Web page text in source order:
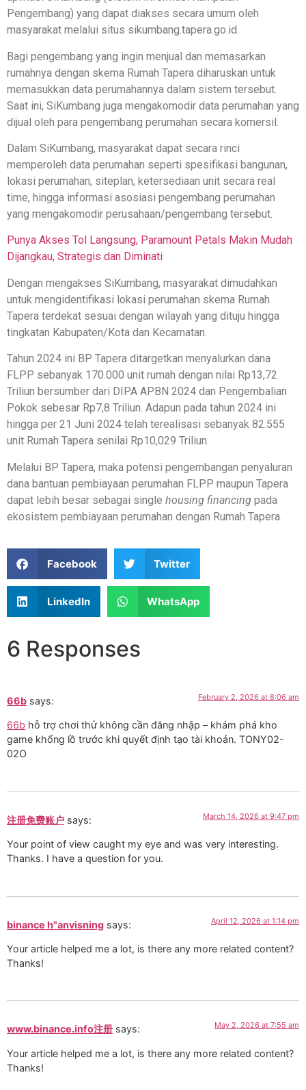
Pengembang) yang dapat diakses secara umum oleh
masyarakat melalui situs sikumbang.tapera.go.id.
Bagi pengembang yang ingin menjual dan memasarkan
rumahnya dengan skema Rumah Tapera diharuskan untuk
memasukkan data perumahannya dalam sistem tersebut.
Saat ini, SiKumbang juga mengakomodir data perumahan yang
dijual oleh para pengembang perumahan secara komersil.
Dalam SiKumbang, masyarakat dapat secara rinci
memperoleh data perumahan seperti spesifikasi bangunan,
lokasi perumahan, siteplan, ketersediaan unit secara real
time, hingga informasi asosiasi pengembang perumahan
yang mengakomodir perusahaan/pengembang tersebut.
Punya Akses Tol Langsung, Paramount Petals Makin Mudah
Dijangkau, Strategis dan Diminati
Dengan mengakses SiKumbang, masyarakat dimudahkan
untuk mengidentifikasi lokasi perumahan skema Rumah
Tapera terdekat sesuai dengan wilayah yang dituju hingga
tingkatan Kabupaten/Kota dan Kecamatan.
Tahun 2024 ini BP Tapera ditargetkan menyalurkan dana
FLPP sebanyak 170.000 unit rumah dengan nilai Rp13,72
Triliun bersumber dari DIPA APBN 2024 dan Pengembalian
Pokok sebesar Rp7,8 Triliun. Adapun pada tahun 2024 ini
hingga per 21 Juni 2024 telah terealisasi sebanyak 82.555
unit Rumah Tapera senilai Rp10,029 Triliun.
Melalui BP Tapera, maka potensi pengembangan penyaluran
dana bantuan pembiayaan perumahan FLPP maupun Tapera
dapat lebih besar sebagai single housing financing pada
ekosistem pembiayaan perumahan dengan Rumah Tapera.
Facebook Twitter
LinkedIn WhatsApp
6 Responses
66b says: February 2, 2026 at 8:06 am
66b hỗ trợ chơi thử không cần đăng nhập – khám phá kho
game khổng lồ trước khi quyết định tạo tài khoản. TONY02-
02O
注册免费账户 says: March 14, 2026 at 9:47 pm
Your point of view caught my eye and was very interesting.
Thanks. I have a question for you.
binance h"anvisning says: April 12, 2026 at 1:14 pm
Your article helped me a lot, is there any more related content?
Thanks!
www.binance.info注册 says: May 2, 2026 at 7:55 am
Your article helped me a lot, is there any more related content?
Thanks!